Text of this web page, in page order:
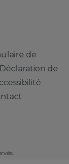
de
Déclaration de